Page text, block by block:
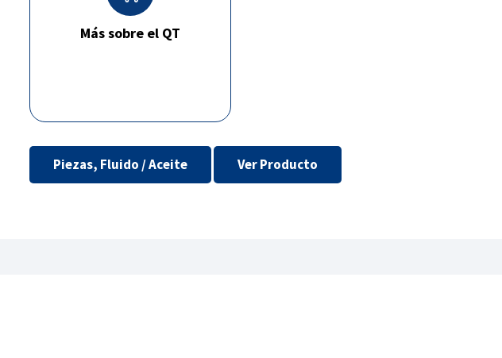
Más sobre el QT
Piezas, Fluido / Aceite Ver Producto